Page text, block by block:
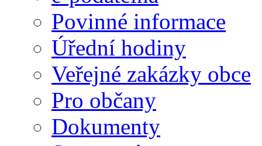
Povinné informace
Úřední hodiny
Veřejné zakázky obce
Pro občany
Dokumenty